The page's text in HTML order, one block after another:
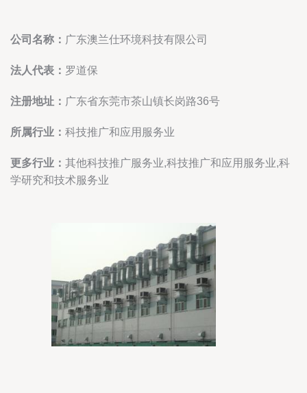
公司名称： 广东澳兰仕环境科技有限公司
法人代表： 罗道保
注册地址： 广东省东莞市茶山镇长岗路36号
所属行业： 科技推广和应用服务业
更多行业： 其他科技推广服务业,科技推广和应用服务业,科
学研究和技术服务业